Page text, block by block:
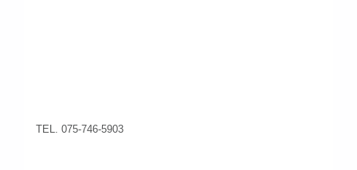
TEL. 075-746-5903